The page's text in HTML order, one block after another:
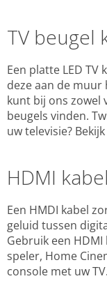
TV beugel
Een platte LED
deze aan de muur
kunt bij ons zowel
beugels vinden.
uw televisie?
HDMI
Een HMDI kabel
geluid tussen
Gebruik een
speler, Home
console met uw TV.